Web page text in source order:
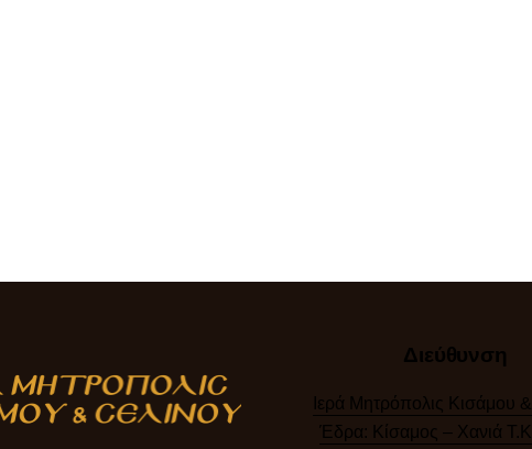
Διεύθυνση
Ιερά Μητρόπολις Κισάμου
Έδρα: Κίσαμος – Χανιά